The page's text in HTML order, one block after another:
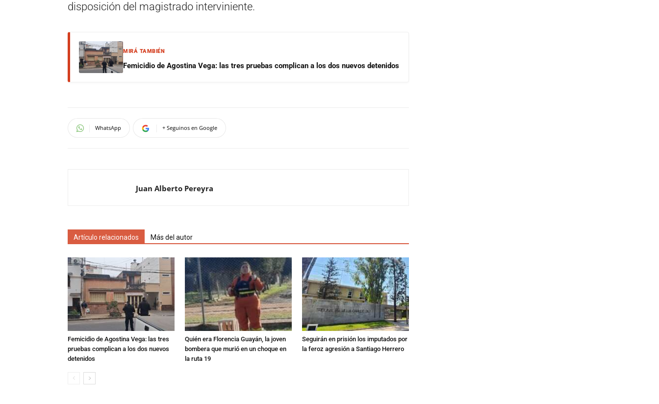
disposición del magistrado interviniente.
MIRÁ TAMBIÉN
Femicidio de Agostina Vega: las tres pruebas complican a los dos nuevos detenidos
WhatsApp + Seguinos en Google
Juan Alberto Pereyra
Artículo relacionados Más del autor
Femicidio de Agostina Vega: las tres
pruebas complican a los dos nuevos
detenidos
Quién era Florencia Guayán, la joven
bombera que murió en un choque en
la ruta 19
Seguirán en prisión los imputados por
la feroz agresión a Santiago Herrero